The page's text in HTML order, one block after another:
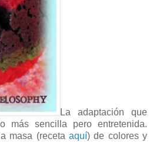
La adaptación que
sencilla pero entretenida.
masa (receta aquí) de colores y